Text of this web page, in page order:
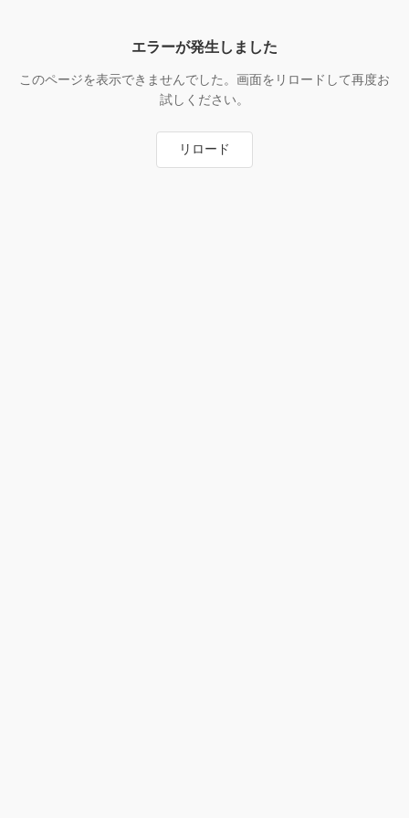
エラーが発生しました
このページを表示できませんでした。画面をリロードして再度お
試しください。
リロード